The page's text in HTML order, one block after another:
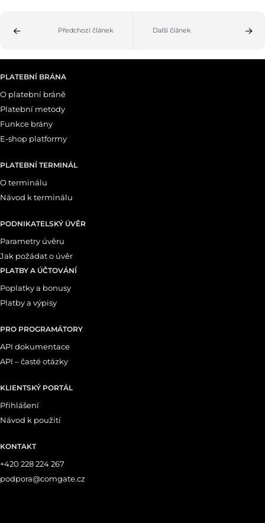
Předchozí článek Další článek
PLATEBNÍ BRÁNA
O platební bráně
Platební metody
Funkce brány
E-shop platformy
PLATEBNÍ TERMINÁL
O terminálu
Návod k terminálu
PODNIKATELSKÝ ÚVĚR
Parametry úvěru
Jak požádat o úvěr
PLATBY A ÚČTOVÁNÍ
Poplatky a bonusy
Platby a výpisy
PRO PROGRAMÁTORY
API dokumentace
API – časté otázky
KLIENTSKÝ PORTÁL
Přihlášení
Návod k použití
KONTAKT
+420 228 224 267
podpora@comgate.cz